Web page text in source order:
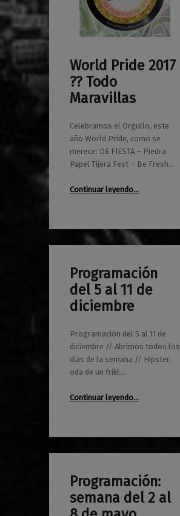
World Pride 2017
?️‍? Todo
Maravillas
Celebramos el Orgullo, este
año World Pride, como se
merece: DE FIESTA – Piedra
Papel Tijera Fest – Be Fresh…
Continuar leyendo…
23/06/2017
0
Maravillas
Programación
del 5 al 11 de
diciembre
Programación del 5 al 11 de
diciembre // Abrimos todos los
días de la semana // Hipster,
oda de un friki:…
Continuar leyendo“Programación del 5 al 11 de diciembre”
…
05/12/2016
0
Maravillas
Programación:
semana del 2 al
03/05/2016
0
Maravillas